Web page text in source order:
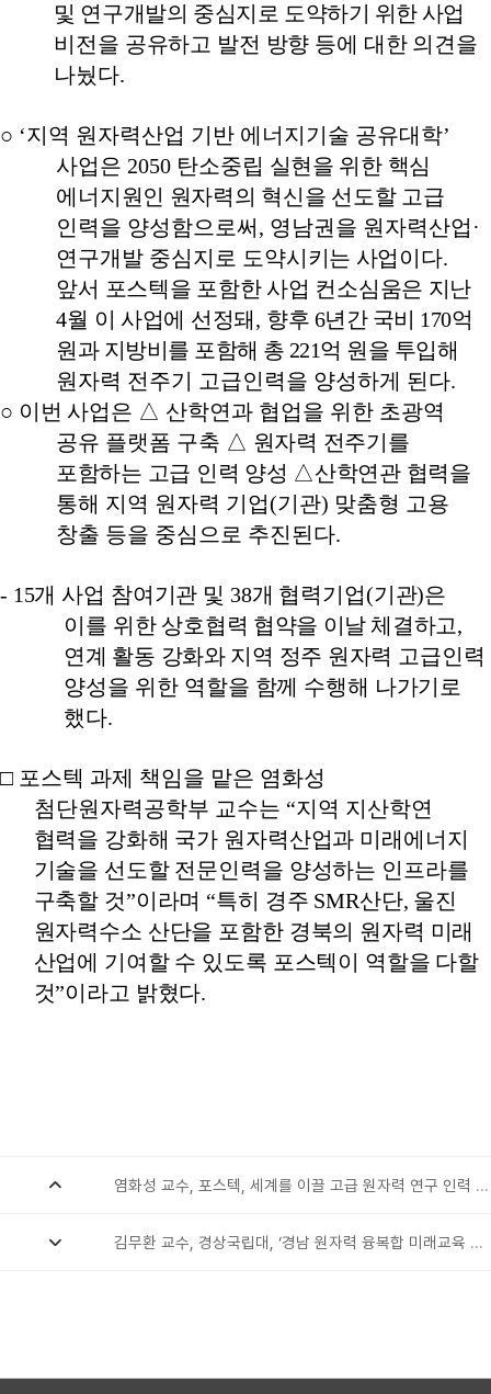
및 연구개발의 중심지로 도약하기 위한 사업
비전을 공유하고 발전 방향 등에 대한 의견을
나눴다.
○ ‘지역 원자력산업 기반 에너지기술 공유대학’
사업은 2050 탄소중립 실현을 위한 핵심
에너지원인 원자력의 혁신을 선도할 고급
인력을 양성함으로써 , 영남권을 원자력산업 ·
연구개발 중심지로 도약시키는 사업이다.
앞서 포스텍을 포함한 사업 컨소심움은 지난
4월 이 사업에 선정돼 , 향후 6년간 국비 170억
원과 지방비를 포함해 총 221억 원을 투입해
원자력 전주기 고급인력을 양성하게 된다.
○ 이번 사업은 △ 산학연과 협업을 위한 초광역
공유 플랫폼 구축 △ 원자력 전주기를
포함하는 고급 인력 양성 △산학연관 협력을
통해 지역 원자력 기업(기관) 맞춤형 고용
창출 등을 중심으로 추진된다.
- 15개 사업 참여기관 및 38개 협력기업(기관)은
이를 위한 상호협 력 협약을 이날 체결하고,
연계 활동 강화와 지역 정주 원자력 고급인력
양성을 위한 역할을 함께 수행해 나가기로
했다.
□ 포스텍 과제 책임을 맡은 염화성
첨단원자력공학부 교수는 “지역 지산학연
협력을 강화해 국가 원자력산업과 미래에너지
기술을 선도할 전문인력을 양성하는 인프라를
구축할 것”이라며 “특히 경주 SMR산단, 울진
원자력수소 산단을 포함한 경북의 원자력 미래
산업에 기여할 수 있도록 포스텍이 역할을 다할
것”이라고 밝혔다.
염화성 교수, 포스텍, 세계를 이끌 고급 원자력 연구 인력 양성한다
2024.07.16김무환 교수, 경상국립대, ‘경남 원자력 융복합 미래교육 포럼’ 개최